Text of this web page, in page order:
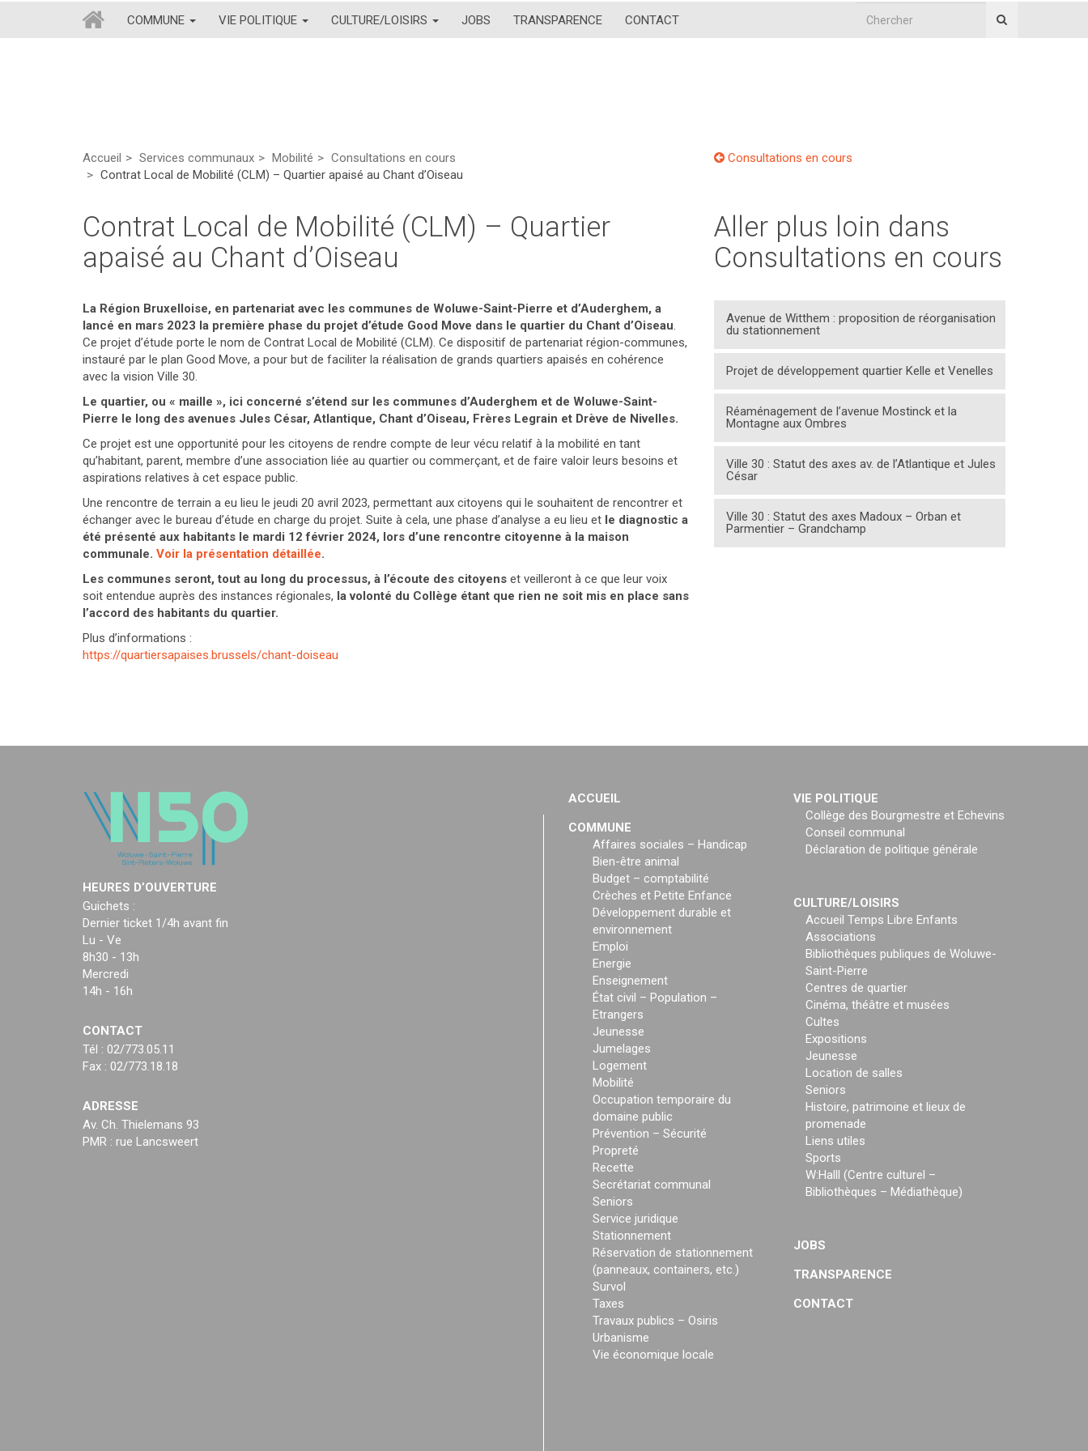
COMMUNE VIE POLITIQUE CULTURE/LOISIRS JOBS TRANSPARENCE CONTACT
Accueil Services communaux Mobilité
Consultations en cours
Contrat Local de Mobilité (CLM) – Quartier apaisé au Chant d’Oiseau
Consultations en cours
Contrat Local de Mobilité (CLM) – Quartier
apaisé au Chant d’Oiseau
La Région Bruxelloise, en partenariat avec les communes de Woluwe-Saint-Pierre et d’Auderghem, a
lancé en mars 2023 la première phase du projet d’étude Good Move dans le quartier du Chant d’Oiseau.
Ce projet d’étude porte le nom de Contrat Local de Mobilité (CLM). Ce dispositif de partenariat région-communes,
instauré par le plan Good Move, a pour but de faciliter la réalisation de grands quartiers apaisés en cohérence
avec la vision Ville 30.
Le quartier, ou « maille », ici concerné s’étend sur les communes d’Auderghem et de Woluwe-Saint-
Pierre le long des avenues Jules César, Atlantique, Chant d’Oiseau, Frères Legrain et Drève de Nivelles.
Ce projet est une opportunité pour les citoyens de rendre compte de leur vécu relatif à la mobilité en tant
qu’habitant, parent, membre d’une association liée au quartier ou commerçant, et de faire valoir leurs besoins et
aspirations relatives à cet espace public.
Une rencontre de terrain a eu lieu le jeudi 20 avril 2023, permettant aux citoyens qui le souhaitent de rencontrer et
échanger avec le bureau d’étude en charge du projet. Suite à cela, une phase d’analyse a eu lieu et le diagnostic a
été présenté aux habitants le mardi 12 février 2024, lors d’une rencontre citoyenne à la maison
communale. Voir la présentation détaillée.
Les communes seront, tout au long du processus, à l’écoute des citoyens et veilleront à ce que leur voix
soit entendue auprès des instances régionales, la volonté du Collège étant que rien ne soit mis en place sans
l’accord des habitants du quartier.
Plus d’informations :
https://quartiersapaises.brussels/chant-doiseau
Aller plus loin dans
Consultations en cours
Avenue de Witthem : proposition de réorganisation
du stationnement
Projet de développement quartier Kelle et Venelles
Réaménagement de l’avenue Mostinck et la
Montagne aux Ombres
Ville 30 : Statut des axes av. de l’Atlantique et Jules
César
Ville 30 : Statut des axes Madoux – Orban et
Parmentier – Grandchamp
HEURES D’OUVERTURE
Guichets :
Dernier ticket 1/4h avant fin
Lu - Ve
8h30 - 13h
Mercredi
14h - 16h
CONTACT
Tél : 02/773.05.11
Fax : 02/773.18.18
ADRESSE
Av. Ch. Thielemans 93
PMR : rue Lancsweert
ACCUEIL
COMMUNE
Affaires sociales – Handicap
Bien-être animal
Budget – comptabilité
Crèches et Petite Enfance
Développement durable et
environnement
Emploi
Energie
Enseignement
État civil – Population –
Etrangers
Jeunesse
Jumelages
Logement
Mobilité
Occupation temporaire du
domaine public
Prévention – Sécurité
Propreté
Recette
Secrétariat communal
Seniors
Service juridique
Stationnement
Réservation de stationnement
(panneaux, containers, etc.)
Survol
Taxes
Travaux publics – Osiris
Urbanisme
Vie économique locale
VIE POLITIQUE
Collège des Bourgmestre et Echevins
Conseil communal
Déclaration de politique générale
CULTURE/LOISIRS
Accueil Temps Libre Enfants
Associations
Bibliothèques publiques de Woluwe-
Saint-Pierre
Centres de quartier
Cinéma, théâtre et musées
Cultes
Expositions
Jeunesse
Location de salles
Seniors
Histoire, patrimoine et lieux de
promenade
Liens utiles
Sports
W:Halll (Centre culturel –
Bibliothèques – Médiathèque)
JOBS
TRANSPARENCE
CONTACT